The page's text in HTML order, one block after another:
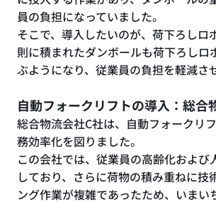
員の負担になっていました。
そこで、導入したいのが、荷下ろしロ
則に積まれたダンボールも荷下ろしロ
ぶようになり、従業員の負担を軽減さ
自動フォークリフトの導入：総合
総合物流会社C社は、自動フォークリ
務効率化を図りました。
この会社では、従業員の高齢化および
しており、さらに荷物の積み重ねに技
ング作業が複雑であったため、いまい